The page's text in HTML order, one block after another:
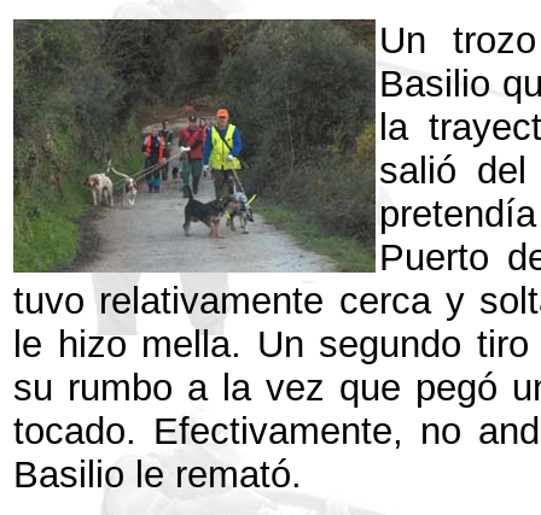
Un
Basilio
la
salió
Puerto
tuvo relativamente cerca y
le hizo mella. Un segundo
su rumbo a la vez que pegó
tocado. Efectivamente, no
Basilio le remató.